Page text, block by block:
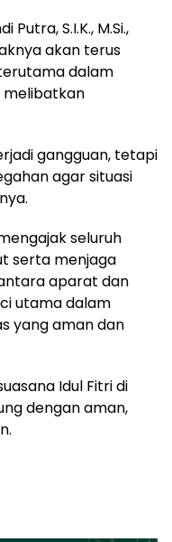
S.I.K., M.Si.,
akan terus
dalam
gangguan, tetapi
agar situasi
seluruh
serta menjaga
aparat dan
utama dalam
yang aman dan
Idul Fitri di
dengan aman,